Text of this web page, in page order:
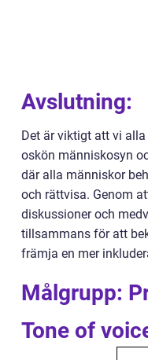
Avslutning:
Det är viktigt att vi
oskön människosyn
där alla människor
och rättvisa. Genom
diskussioner och
tillsammans för att
främja en mer
Målgrupp:
Tone of